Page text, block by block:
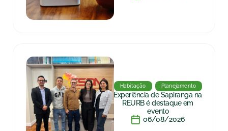
Habitação Planejamento
Experiência de Sapiranga na
REURB é destaque em
evento
06/08/2026